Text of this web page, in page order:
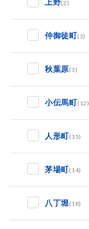
上野(2)
仲御徒町(3)
秋葉原(3)
小伝馬町(12)
人形町(35)
茅場町(14)
八丁堀(18)